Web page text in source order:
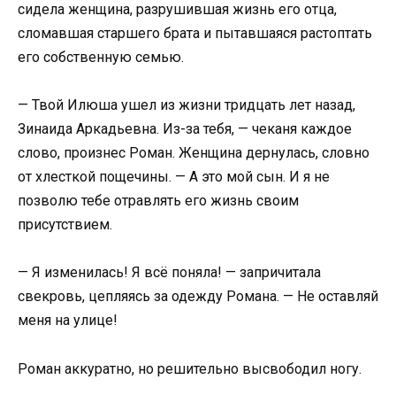
сидела женщина, разрушившая жизнь его отца,
сломавшая старшего брата и пытавшаяся растоптать
его собственную семью.
— Твой Илюша ушел из жизни тридцать лет назад,
Зинаида Аркадьевна. Из-за тебя, — чеканя каждое
слово, произнес Роман. Женщина дернулась, словно
от хлесткой пощечины. — А это мой сын. И я не
позволю тебе отравлять его жизнь своим
присутствием.
— Я изменилась! Я всё поняла! — запричитала
свекровь, цепляясь за одежду Романа. — Не оставляй
меня на улице!
Роман аккуратно, но решительно высвободил ногу.